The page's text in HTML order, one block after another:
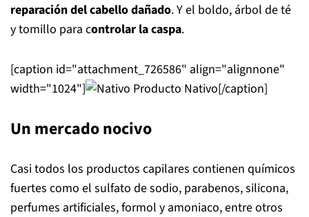
reparación del cabello dañado. Y el boldo, árbol de té
y tomillo para controlar la caspa.
[caption id="attachment_726586" align="alignnone"
width="1024"]
Producto Nativo[/caption]
Un mercado nocivo
Casi todos los productos capilares contienen químicos
fuertes como el sulfato de sodio, parabenos, silicona,
perfumes artificiales, formol y amoniaco, entre otros